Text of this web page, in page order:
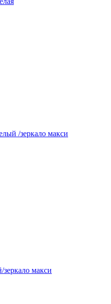
/зеркало макси
макси